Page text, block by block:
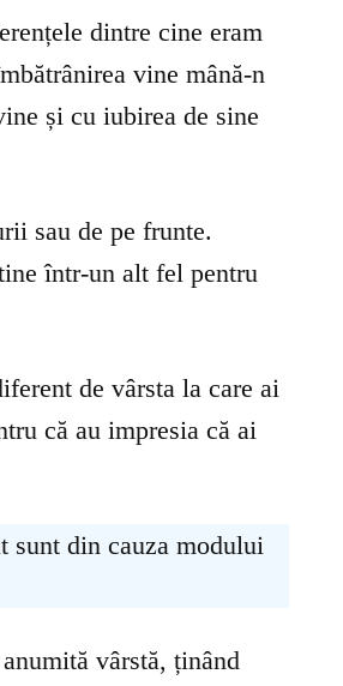
dintre cine eram
vine mână-n
și cu iubirea de sine
sau de pe frunte.
într-un alt fel pentru
de vârsta la care ai
că au impresia că ai
sunt din cauza modului
vârstă, ținând